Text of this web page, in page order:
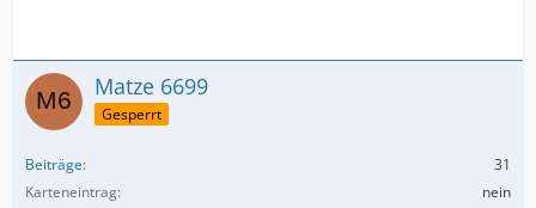
Matze 6699
Gesperrt
Beiträge
31
Karteneintrag
nein